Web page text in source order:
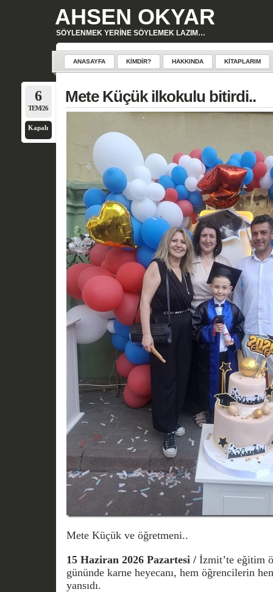
AHSEN OKYAR
SÖYLENMEK YERINE SÖYLEMEK LAZIM…
ANASAYFA KIMDIR? HAKKINDA KITAPLARIM
6
TEM/26
Kapalı
Mete Küçük ilkokulu bitirdi..
Mete Küçük ve öğretmeni..
15 Haziran 2026 Pazartesi / İzmit’te eğitim
gününde karne heyecanı, hem öğrencilerin
yansıdı.